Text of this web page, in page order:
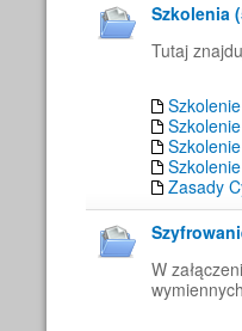
Szkolenia
Tutaj
Zasady
W